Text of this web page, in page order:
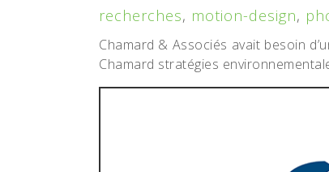
recherches, motion-design,
Chamard & Associés avait besoin
Chamard stratégies